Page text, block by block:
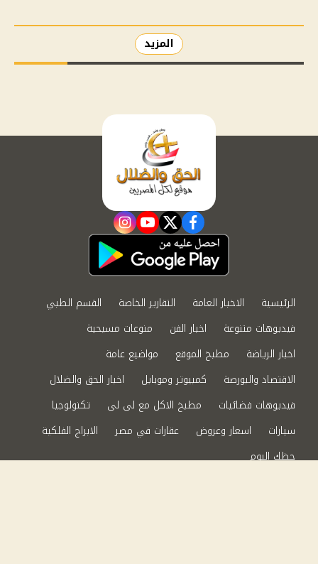
المزيد
facebook
twitter
youtube
instagram
الرئيسية الاخبار العامة التقارير الخاصة
القسم الطبي
فيديوهات متنوعة
اخبار الفن
منوعات مسيحية
اخبار الرياضة
مطبخ الموقع
مواضيع عامة
الاقتصاد والبورصة
كمبيوتر وموبايل
اخبار الحق والضلال
فيديوهات فضائيات
مطبخ الاكل مع لى لى
تكنولوجيا
سيارات
اسعار وعروض عقارات في مصر
الابراج الفلكية
حظك اليوم